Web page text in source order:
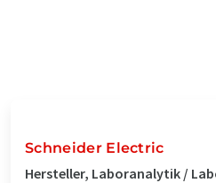
Schneider Electric
Hersteller, Laboranalytik /